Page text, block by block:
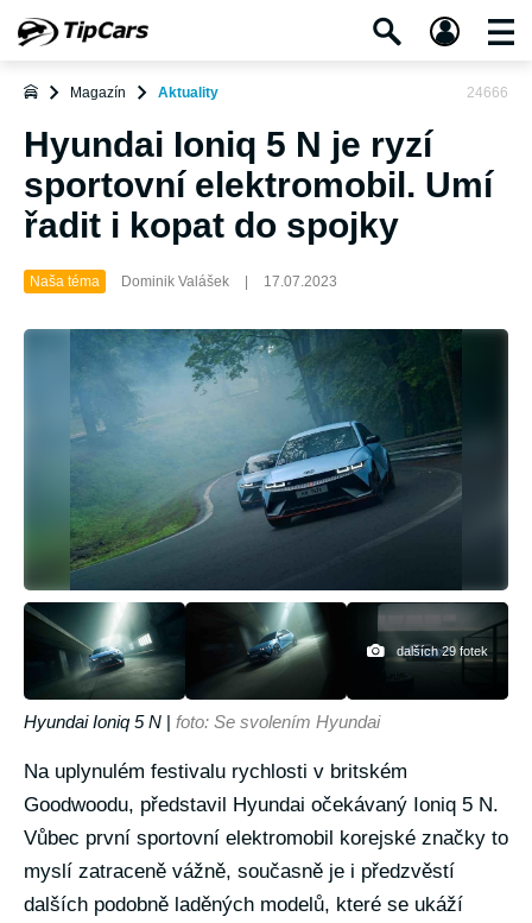
Magazín Aktuality 24666
Hyundai Ioniq 5 N je ryzí
sportovní elektromobil. Umí
řadit i kopat do spojky
Naša téma Dominik Valášek 17.07.2023
dalších 29 fotek
Hyundai Ioniq 5 N | foto: Se svolením Hyundai
Na uplynulém festivalu rychlosti v britském
Goodwoodu, představil Hyundai očekávaný Ioniq 5 N.
Vůbec první sportovní elektromobil korejské značky to
myslí zatraceně vážně, současně je i předzvěstí
dalších podobně laděných modelů, které se ukáží